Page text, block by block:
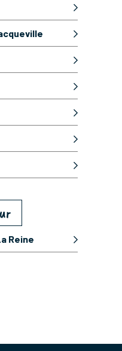
Reine